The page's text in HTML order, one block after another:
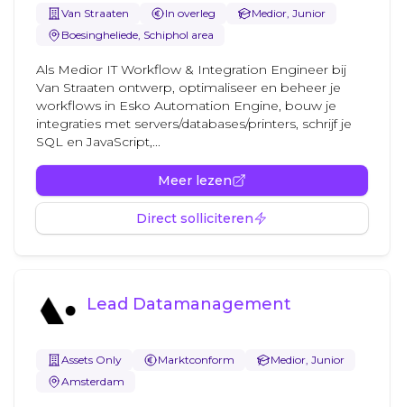
Van Straaten In overleg
Medior, Junior
Boesingheliede, Schiphol area
Als Medior IT Workflow & Integration Engineer bij
Van Straaten ontwerp, optimaliseer en beheer je
workflows in Esko Automation Engine, bouw je
integraties met servers/databases/printers, schrijf je
SQL en JavaScript,...
Meer lezen
Direct solliciteren
Lead Datamanagement
Assets Only Marktconform
Medior, Junior
Amsterdam